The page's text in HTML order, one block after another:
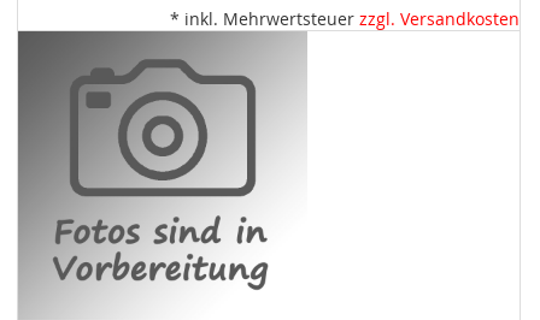
VERGLEICHSLISTE
HINZUFÜGEN
* inkl. Mehrwertsteuer zzgl. Versandkosten